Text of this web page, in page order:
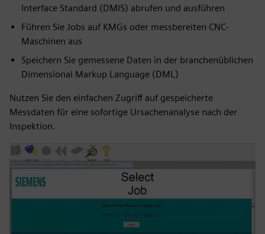
Interface Standard (DMIS) abrufen und ausführen
Führen Sie Jobs auf KMGs oder messbereiten CNC-
Maschinen aus
Speichern Sie gemessene Daten in der branchenüblichen
Dimensional Markup Language (DML)
Nutzen Sie den einfachen Zugriff auf gespeicherte
Messdaten für eine sofortige Ursachenanalyse nach der
Inspektion.